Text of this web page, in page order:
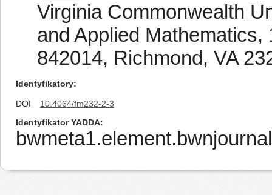
Virginia Commonwealth
and Applied
842014, Richmond, VA
Identyfikatory
DOI
10.4064/fm232-2-3
Identyfikator YADDA